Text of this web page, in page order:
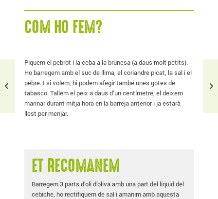
COM HO FEM?
Piquem el pebrot i la ceba a la brunesa (a daus molt petits).
Ho barregem amb el suc de llima, el coriandre picat, la sal i el
pebre. I si volem, hi podem afegir també unes gotes de
tabasco. Tallem el peix a daus d’un centímetre, el deixem
marinar durant mitja hora en la barreja anterior i ja estarà
llest per menjar.
ET RECOMANEM
Barregem 3 parts d’oli d’oliva amb una part del líquid del
cebiche, ho rectifiquem de sal i amanim amb aquesta
BROU BARREJAT